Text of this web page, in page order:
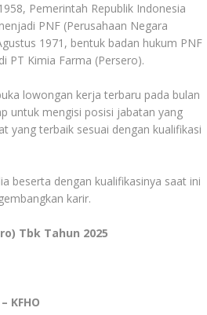
Pemerintah Republik Indonesia
PNF (Perusahaan Negara
1971, bentuk badan hukum PNF
PT Kimia Farma (Persero).
lowongan kerja terbaru pada bulan
untuk mengisi posisi jabatan yang
yang terbaik sesuai dengan kualifikasi
beserta dengan kualifikasinya saat ini
karir.
Tbk Tahun 2025
KFHO